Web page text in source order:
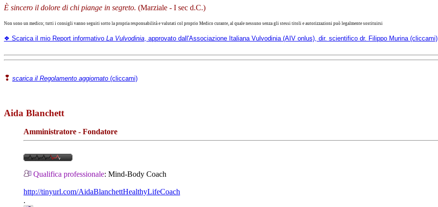
È sincero il dolore di chi piange in segreto. (Marziale - I sec d.C.)
Non sono un medico; tutti i consigli vanno seguiti sotto la propria responsabilità e valutati col proprio Medico curante, al quale nessuno senza gli stessi titoli e autorizzazioni può legalmente sostituirsi
❖ Scarica il mio Report informativo La Vulvodinia , approvato dall'Associazione Italiana Vulvodinia (AIV onlus), dir. scientifico dr. Filippo Murina (cliccami)
❢ scarica il Regolamento aggiornato (cliccami)
Aida Blanchett
Amministratore - Fondatore
Qualifica professionale: Mind-Body Coach
http://tinyurl.com/AidaBlanchettHealthyLifeCoach
.